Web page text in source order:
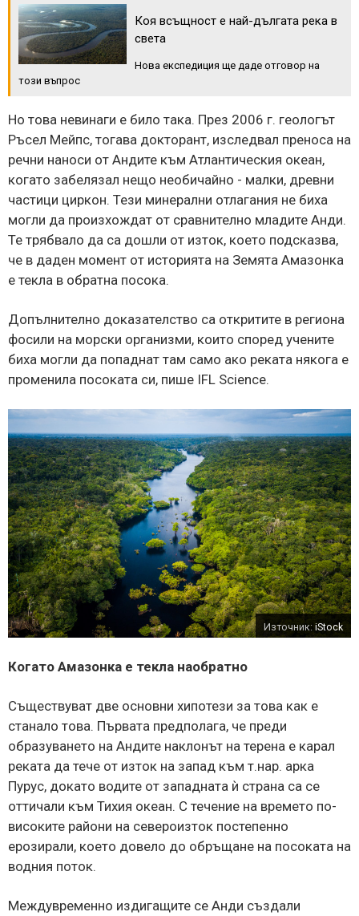
Коя всъщност е най-дългата река в
света
Нова експедиция ще даде отговор на
този въпрос
Но това невинаги е било така. През 2006 г. геологът
Ръсел Мейпс, тогава докторант, изследвал преноса на
речни наноси от Андите към Атлантическия океан,
когато забелязал нещо необичайно - малки, древни
частици циркон. Тези минерални отлагания не биха
могли да произхождат от сравнително младите Анди.
Те трябвало да са дошли от изток, което подсказва,
че в даден момент от историята на Земята Амазонка
е текла в обратна посока.
Допълнително доказателство са откритите в региона
фосили на морски организми, които според учените
биха могли да попаднат там само ако реката някога е
променила посоката си, пише IFL Science.
Източник: iStock
Когато Амазонка е текла наобратно
Съществуват две основни хипотези за това как е
станало това. Първата предполага, че преди
образуването на Андите наклонът на терена е карал
реката да тече от изток на запад към т.нар. арка
Пурус, докато водите от западната ѝ страна са се
оттичали към Тихия океан. С течение на времето по-
високите райони на североизток постепенно
ерозирали, което довело до обръщане на посоката на
водния поток.
Междувременно издигащите се Анди създали